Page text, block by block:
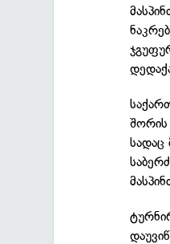
შორის
სადაც